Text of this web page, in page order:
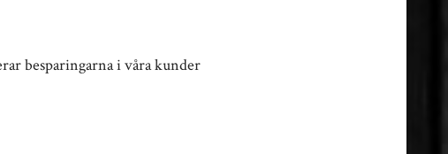
besparingarna i våra kunder